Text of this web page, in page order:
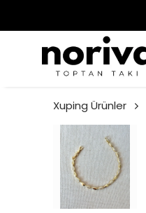
Xuping Ürünler